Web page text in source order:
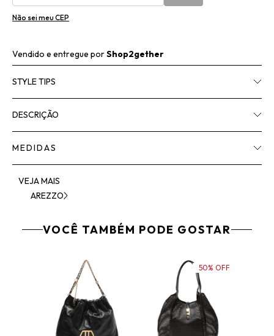
Não sei meu CEP
Vendido e entregue porShop2gether
STYLE TIPS
DESCRIÇÃO
MEDIDAS
VEJA MAIS
AREZZO
VOCÊ TAMBÉM PODE GOSTAR
50% OFF